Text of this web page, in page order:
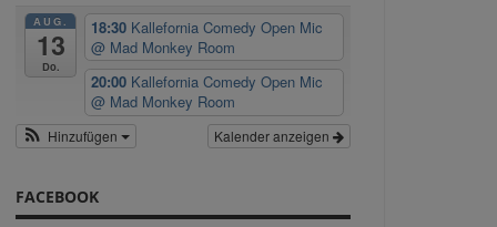
AUG.
13
Do.
18:30 Kallefornia Comedy Open Mic
@ Mad Monkey Room
20:00 Kallefornia Comedy Open Mic
@ Mad Monkey Room
Kalender anzeigen
Hinzufügen
FACEBOOK